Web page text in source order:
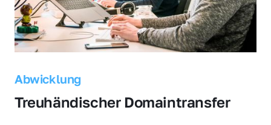
Abwicklung
Treuhändischer Domaintransfer